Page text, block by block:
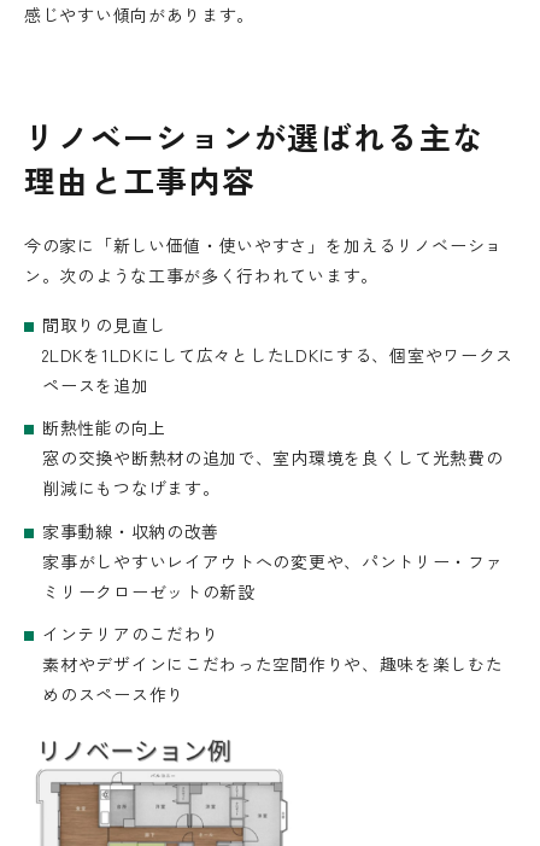
感じやすい傾向があります。
リノベーションが選ばれる主な
理由と工事内容
今の家に「新しい価値・使いやすさ」を加えるリノベーショ
ン。次のような工事が多く行われています。
間取りの見直し
2LDKを1LDKにして広々としたLDKにする、個室やワークス
ペースを追加
断熱性能の向上
窓の交換や断熱材の追加で、室内環境を良くして光熱費の
削減にもつなげます。
家事動線・収納の改善
家事がしやすいレイアウトへの変更や、パントリー・ファ
ミリークローゼットの新設
インテリアのこだわり
素材やデザインにこだわった空間作りや、趣味を楽しむた
めのスペース作り